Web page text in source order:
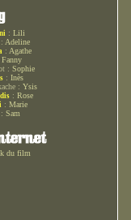
: Lili
Adeline
: Agathe
Fanny
: Sophie
: Inès
: Ysis
: Rose
: Marie
: Sam
du film